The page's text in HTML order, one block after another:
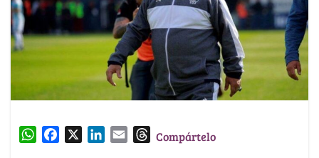
W
TCompártelo